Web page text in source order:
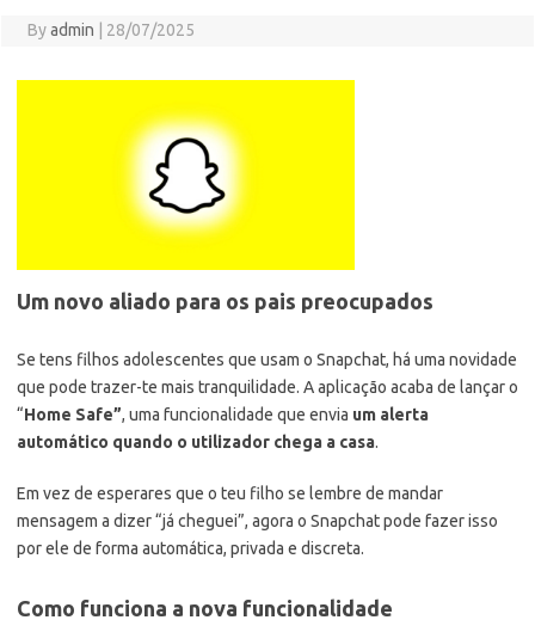
Byadmin 28/07/2025
Um novo aliado para os pais preocupados
Se tens filhos adolescentes que usam o Snapchat, há uma novidade
que pode trazer-te mais tranquilidade. A aplicação acaba de lançar o
“Home Safe”, uma funcionalidade que envia um alerta
automático quando o utilizador chega a casa.
Em vez de esperares que o teu filho se lembre de mandar
mensagem a dizer “já cheguei”, agora o Snapchat pode fazer isso
por ele de forma automática, privada e discreta.
Como funciona a nova funcionalidade